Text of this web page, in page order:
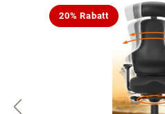
20% Rabatt